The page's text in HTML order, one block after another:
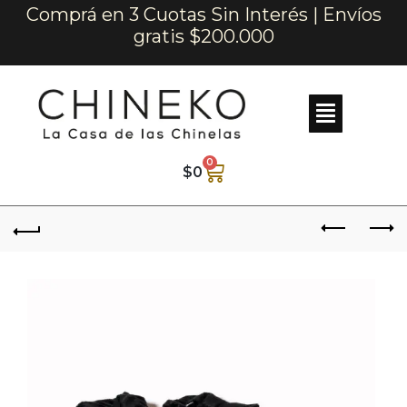
Comprá en 3 Cuotas Sin Interés | Envíos
gratis $200.000
$0
0